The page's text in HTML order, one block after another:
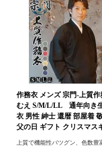
作務衣 メンズ 宗門-上質作
むえ S/M/L/LL 通年向き
衣 男性 紳士 還暦 部屋着
父の日 ギフト クリスマス
上質で機能性バツグン、色数豊